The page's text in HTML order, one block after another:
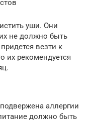
уши. Они
не должно быть
везти к
их рекомендуется
аллергии
должно быть